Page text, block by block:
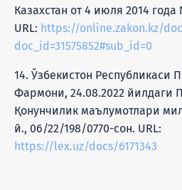
Казахстан от 4 июля 2014 года
URL: https://online.zakon.kz/
doc_id=31575852#sub_id=0
14. Ўзбекистон Республикаси
Фармони, 24.08.2022 йилдаги
Қонунчилик маълумотлари
й., 06/22/198/0770-сон. URL:
https://lex.uz/docs/6171343